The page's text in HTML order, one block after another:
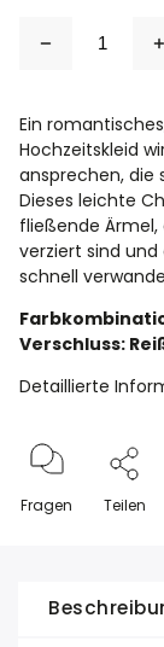
Ein
Hochzeitskleid
ansprechen, die
Dieses leichte
fließende
verziert sind und
schnell
Verschluss:
Detaillierte
Fragen Teilen